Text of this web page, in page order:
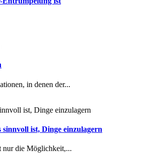
in denen der...
ist, Dinge einzulagern
nur die Möglichkeit,...